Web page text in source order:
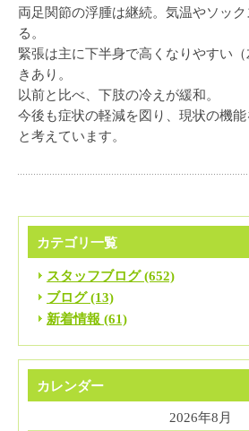
両足関節の浮腫は継続。気温やソッ
る。
緊張は主に下半身で高くなりやすい
きあり。
以前と比べ、下肢の冷えが緩和。
今後も症状の軽減を図り、現状の機
と考えています。
カテゴリ一覧
スタッフブログ (652)
ブログ (13)
新着情報 (61)
カレンダー
2026年8月